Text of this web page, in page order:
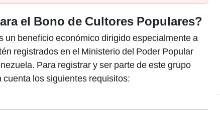
el Bono de Cultores Populares?
un beneficio económico dirigido especialmente a
registrados en el Ministerio del Poder Popular
Para registrar y ser parte de este grupo
los siguientes requisitos: